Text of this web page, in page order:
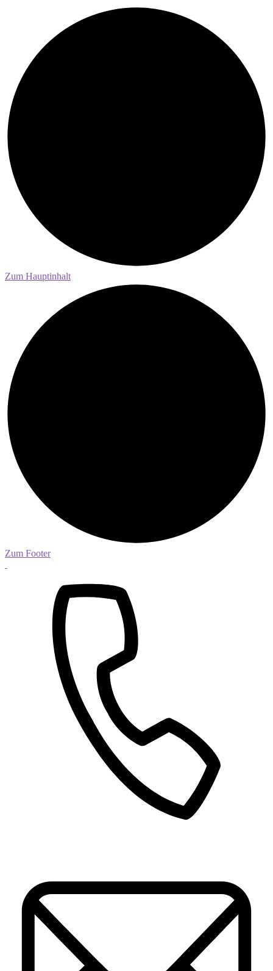
Zum Hauptinhalt
Zum Footer